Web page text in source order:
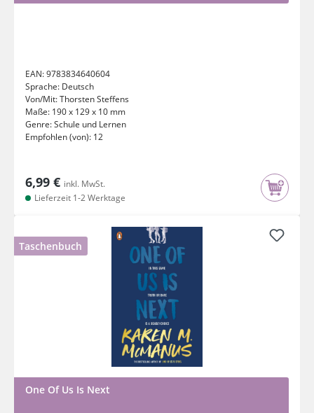
EAN:9783834640604
Sprache: Deutsch
Von/Mit:Thorsten Steffens
Maße: 190 x 129 x 10 mm
Genre:Schule und Lernen
Empfohlen (von): 12
6,99 € inkl. MwSt.
Lieferzeit 1-2 Werktage
Taschenbuch
One Of Us Is Next